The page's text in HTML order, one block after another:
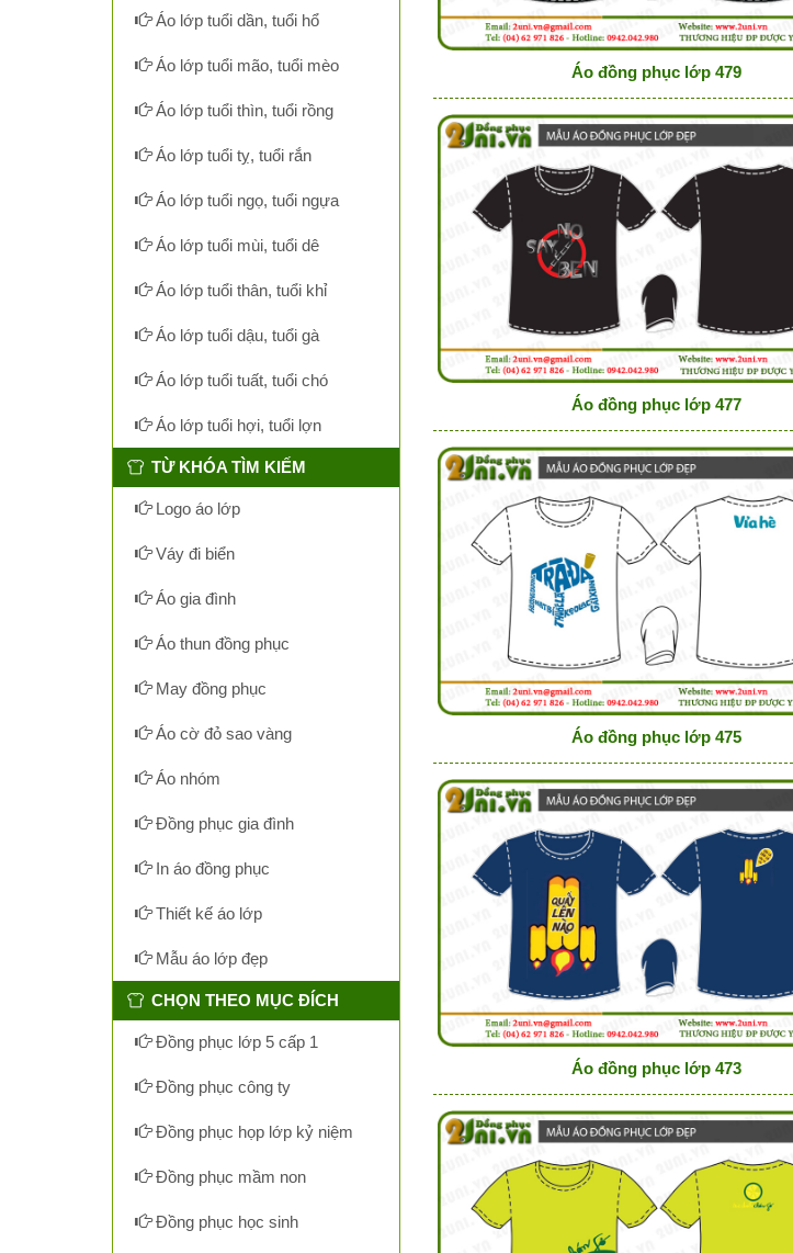
Áo đồng phục lớp 479
Áo đồng phục lớp 477
Áo đồng phục lớp 475
Áo đồng phục lớp 473
Áo lớp tuổi dần, tuổi hổ
Áo lớp tuổi mão, tuổi mèo
Áo lớp tuổi thìn, tuổi rồng
Áo lớp tuổi tỵ, tuổi rắn
Áo lớp tuổi ngọ, tuổi ngựa
Áo lớp tuổi mùi, tuổi dê
Áo lớp tuổi thân, tuổi khỉ
Áo lớp tuổi dậu, tuổi gà
Áo lớp tuổi tuất, tuổi chó
Áo lớp tuổi hợi, tuổi lợn
TỪ KHÓA TÌM KIẾM
Logo áo lớp
Váy đi biển
Áo gia đình
Áo thun đồng phục
May đồng phục
Áo cờ đỏ sao vàng
Áo nhóm
Đồng phục gia đình
In áo đồng phục
Thiết kế áo lớp
Mẫu áo lớp đẹp
CHỌN THEO MỤC ĐÍCH
Đồng phục lớp 5 cấp 1
Đồng phục công ty
Đồng phục họp lớp kỷ niệm
Đồng phục mầm non
Đồng phục học sinh